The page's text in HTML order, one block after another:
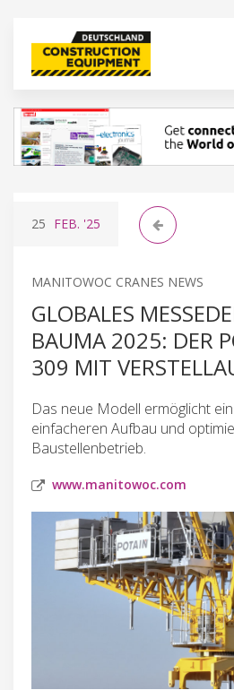
25 FEB. '25
MANITOWOC CRANES NEWS
GLOBALES
BAUMA 2025: DER
309 MIT
Das neue Modell ermöglicht
einfacheren Aufbau und
Baustellenbetrieb.
www.manitowoc.com